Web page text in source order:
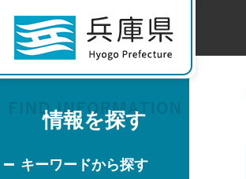
情報を探す
キーワードから探す